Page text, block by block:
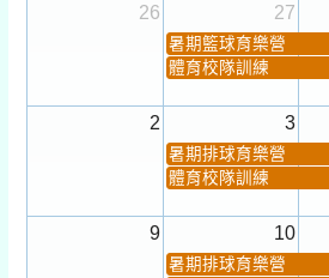
26
27
暑期籃球育樂營
體育校隊訓練
2 3
暑期排球育樂營
體育校隊訓練
9 10
暑期排球育樂營